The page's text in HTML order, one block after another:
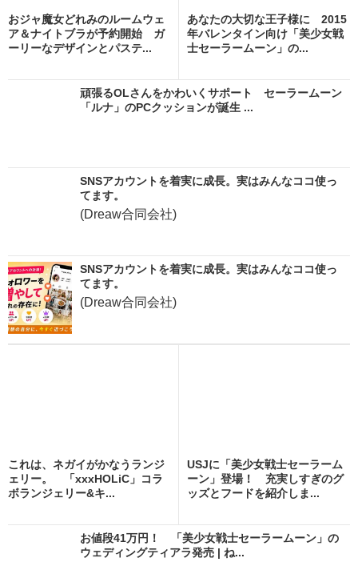
おジャ魔女どれみのルームウェ
ア＆ナイトブラが予約開始 ガ
ーリーなデザインとパステ...
あなたの大切な王子様に 2015
年バレンタイン向け「美少女戦
士セーラームーン」の...
頑張るOLさんをかわいくサポート セーラームーン
「ルナ」のPCクッションが誕生 ...
SNSアカウントを着実に成長。実はみんなココ使っ
てます。
(Dreaw合同会社)
SNSアカウントを着実に成長。実はみんなココ使っ
てます。
(Dreaw合同会社)
これは、ネガイがかなうランジ
ェリー。 「xxxHOLiC」コラ
ボランジェリー&キ...
USJに「美少女戦士セーラーム
ーン」登場！ 充実しすぎのグ
ッズとフードを紹介しま...
お値段41万円！ 「美少女戦士セーラームーン」の
ウェディングティアラ発売 | ね...